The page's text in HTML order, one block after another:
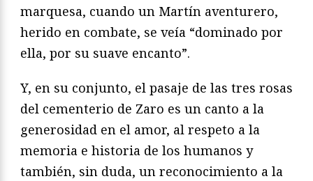
marquesa, cuando un Martín aventurero,
herido en combate, se veía “dominado por
ella, por su suave encanto”.
Y, en su conjunto, el pasaje de las tres rosas
del cementerio de Zaro es un canto a la
generosidad en el amor, al respeto a la
memoria e historia de los humanos y
también, sin duda, un reconocimiento a la